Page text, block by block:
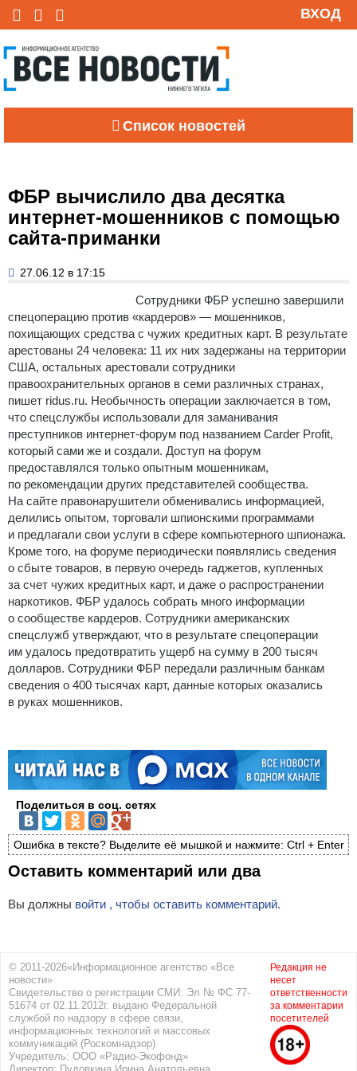
ВХОД
Список новостей
ФБР вычислило два десятка
интернет-мошенников с помощью
сайта-приманки
27.06.12 в 17:15
Сотрудники ФБР успешно завершили
спецоперацию против «кардеров» — мошенников,
похищающих средства с чужих кредитных карт. В результате
арестованы 24 человека: 11 их них задержаны на территории
США, остальных арестовали сотрудники
правоохранительных органов в семи различных странах,
пишет ridus.ru. Необычность операции заключается в том,
что спецслужбы использовали для заманивания
преступников интернет-форум под названием Carder Profit,
который сами же и создали. Доступ на форум
предоставлялся только опытным мошенникам,
по рекомендации других представителей сообщества.
На сайте правонарушители обменивались информацией,
делились опытом, торговали шпионскими программами
и предлагали свои услуги в сфере компьютерного шпионажа.
Кроме того, на форуме периодически появлялись сведения
о сбыте товаров, в первую очередь гаджетов, купленных
за счет чужих кредитных карт, и даже о распространении
наркотиков. ФБР удалось собрать много информации
о сообществе кардеров. Сотрудники американских
спецслужб утверждают, что в результате спецоперации
им удалось предотвратить ущерб на сумму в 200 тысяч
долларов. Сотрудники ФБР передали различным банкам
сведения о 400 тысячах карт, данные которых оказались
в руках мошенников.
Поделиться в соц. сетях
Ошибка в тексте? Выделите её мышкой и нажмите: Ctrl + Enter
Оставить комментарий или два
Вы должны войти , чтобы оставить комментарий.
© 2011-2026«Информационное агентство «Все
новости»
Свидетельство о регистрации СМИ: Эл № ФС 77-
51674 от 02.11.2012г. выдано Федеральной
службой по надзору в сфере связи,
информационных технологий и массовых
коммуникаций (Роскомнадзор)
Учредитель: ООО «Радио-Экофонд»
Редакция не
несет
ответственности
за комментарии
посетителей